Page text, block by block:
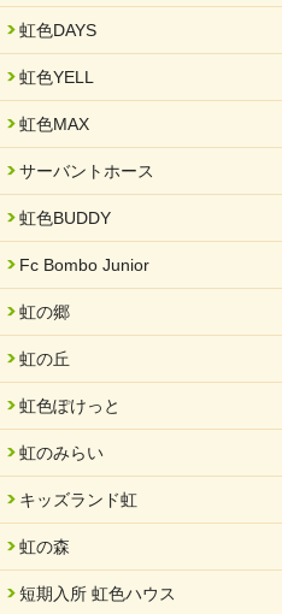
2025/01/31
「可児の企業魅力発見フェア」
就労継続支援B型「エコボール
2024/09/10
2024/08/26
2024/08/01
夏休み学習支援・可茂自悠学舎
2024/07/03
中部学院大学「現代福祉マネジ
2024/04/17
SDGs発表会・研修会
2024/04/05
中学生向けのフリースクール「
2024/04/01
虹色DAYS
虹色YELL
虹色MAX
サーバントホース
虹色BUDDY
Fc Bombo Junior
虹の郷
虹の丘
虹色ぽけっと
虹のみらい
キッズランド虹
虹の森
短期入所 虹色ハウス